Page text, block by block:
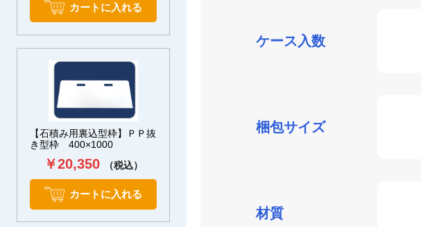
カートに入れる
【石積み用裏込型枠】ＰＰ抜
き型枠 400×1000
￥20,350 （税込）
カートに入れる
ケース入数
梱包サイズ
材質